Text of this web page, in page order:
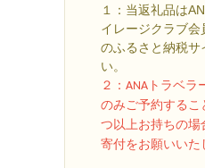
１：当返礼品は
イレージクラブ
のふるさと納税サ
い。
２ ：ANAトラベ
のみご予約するこ
つ以上お持ちの場
寄付をお願いいた